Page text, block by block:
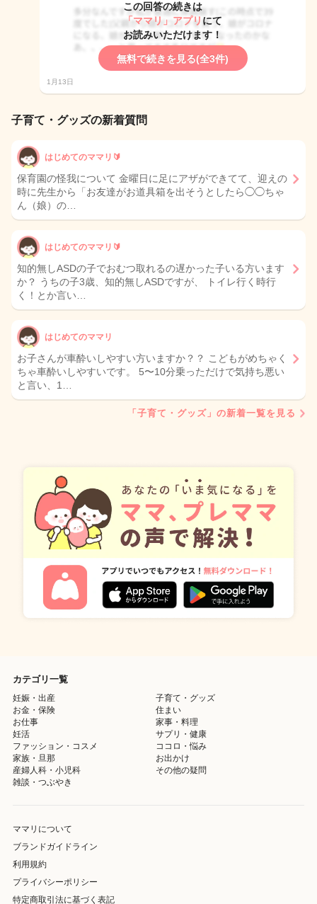
この回答の続きは
「ママリ」アプリ にて
お読みいただけます！
無料で続きを見る(全3件)
1月13日
子育て・グッズの新着質問
はじめてのママリ🔰
保育園の怪我について 金曜日に足にアザができてて、迎えの
時に先生から「お友達がお道具箱を出そうとしたら◯◯ちゃ
ん（娘）の…
はじめてのママリ🔰
知的無しASDの子でおむつ取れるの遅かった子いる方います
か？ うちの子3歳、知的無しASDですが、 トイレ行く時行
く！とか言い…
はじめてのママリ
お子さんが車酔いしやすい方いますか？？ こどもがめちゃく
ちゃ車酔いしやすいです。 5〜10分乗っただけで気持ち悪い
と言い、1…
「子育て・グッズ」の新着一覧を見る
カテゴリ一覧
妊娠・出産
子育て・グッズ
お金・保険
住まい
お仕事
家事・料理
妊活
サプリ・健康
ファッション・コスメ
ココロ・悩み
家族・旦那
お出かけ
産婦人科・小児科
その他の疑問
雑談・つぶやき
ママリについて
ブランドガイドライン
利用規約
プライバシーポリシー
特定商取引法に基づく表記